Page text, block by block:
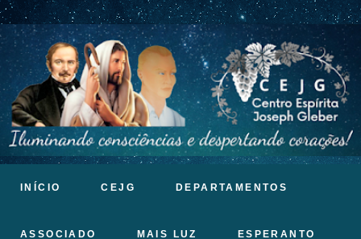
INÍCIO CEJG DEPARTAMENTOS
ASSOCIADO MAIS LUZ ESPERANTO